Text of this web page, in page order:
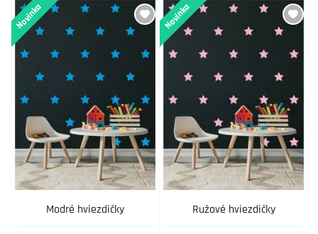
Modré hviezdičky
Novinka
Ružové hviezdičky
Novinka